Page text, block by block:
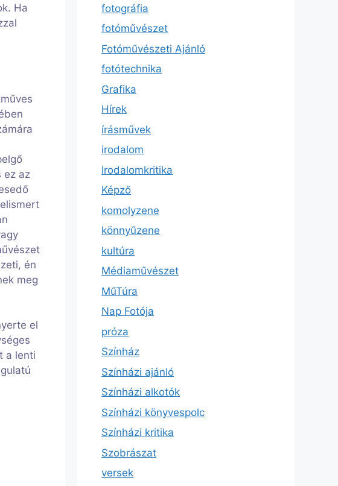
Ha
ez az
én
meg
el
a lenti
fotográfia
fotóművészet
Fotóművészeti Ajánló
fotótechnika
Grafika
Hírek
írásművek
irodalom
Irodalomkritika
Képző
komolyzene
könnyűzene
kultúra
Médiaművészet
MűTúra
Nap Fotója
próza
Színház
Színházi ajánló
Színházi alkotók
Színházi könyvespolc
Színházi kritika
Szobrászat
versek